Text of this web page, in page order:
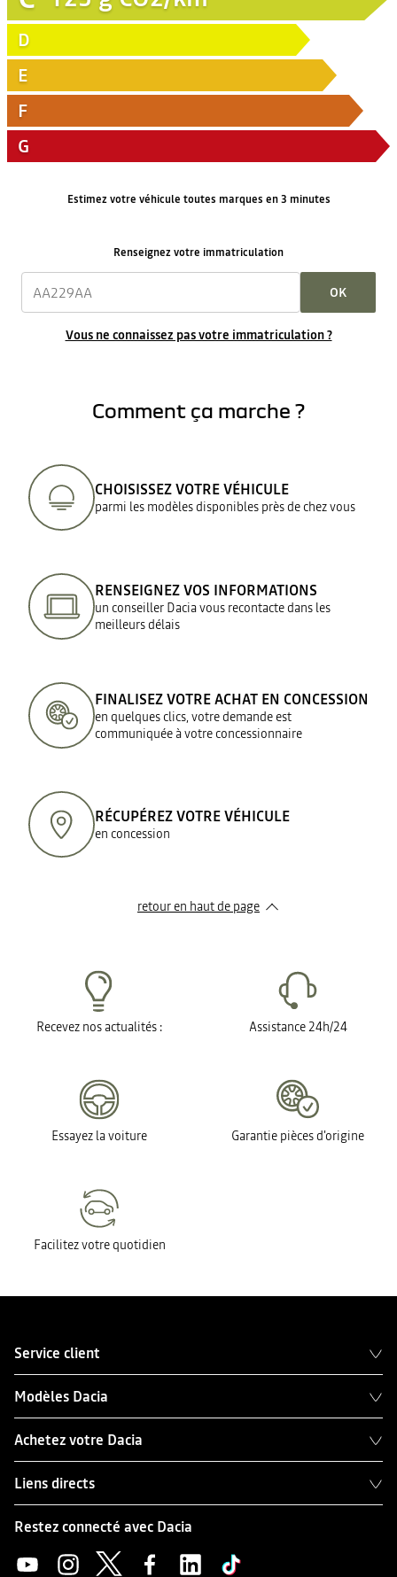
D
E
F
G
Estimez votre véhicule toutes marques en 3 minutes
Renseignez votre immatriculation
OK
Vous ne connaissez pas votre immatriculation ?
Comment ça marche ?
CHOISISSEZ VOTRE VÉHICULE
parmi les modèles disponibles près de chez vous
RENSEIGNEZ VOS INFORMATIONS
un conseiller Dacia vous recontacte dans les
meilleurs délais
FINALISEZ VOTRE ACHAT EN CONCESSION
en quelques clics, votre demande est
communiquée à votre concessionnaire
RÉCUPÉREZ VOTRE VÉHICULE
en concession
retour en haut de page​
Recevez nos actualités : Assistance 24h/24
Essayez la voiture Garantie pièces d'origine
Facilitez votre quotidien
Service client
Modèles Dacia
Achetez votre Dacia
Liens directs
Restez connecté avec Dacia